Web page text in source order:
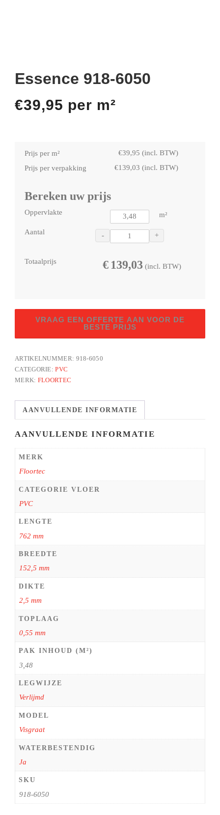
Essence 918-6050
€39,95 per m²
Prijs per m² €39,95 (incl. BTW)
Prijs per verpakking
€139,03 (incl. BTW)
Bereken uw prijs
Oppervlakte m²
Aantal - +
Totaalprijs € 139,03 (incl. BTW)
6050
VRAAG EEN OFFERTE AAN VOOR DE
BESTE PRIJS
ARTIKELNUMMER: 918-6050
CATEGORIE:PVC
MERK: FLOORTEC
AANVULLENDE INFORMATIE
AANVULLENDE INFORMATIE
MERK
Floortec
CATEGORIE VLOER
PVC
LENGTE
762 mm
BREEDTE
152,5 mm
DIKTE
2,5 mm
TOPLAAG
0,55 mm
PAK INHOUD (M²)
3,48
LEGWIJZE
Verlijmd
MODEL
Visgraat
WATERBESTENDIG
Ja
SKU
918-6050